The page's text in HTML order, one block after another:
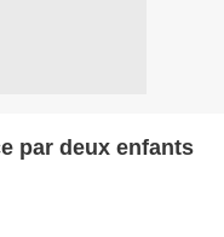
par deux enfants